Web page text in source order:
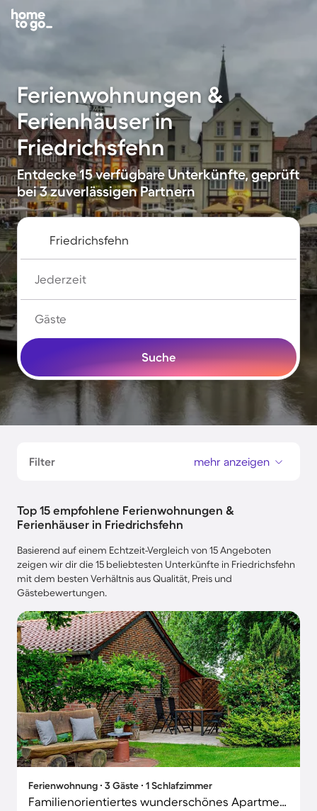
Ferienwohnungen &
Ferienhäuser in
Friedrichsfehn
Entdecke 15 verfügbare Unterkünfte, geprüft
bei 3 zuverlässigen Partnern
Jederzeit
Gäste
Suche
Filter mehr anzeigen
Top 15 empfohlene Ferienwohnungen &
Ferienhäuser in Friedrichsfehn
Basierend auf einem Echtzeit-Vergleich von 15 Angeboten
zeigen wir dir die 15 beliebtesten Unterkünfte in Friedrichsfehn
mit dem besten Verhältnis aus Qualität, Preis und
Gästebewertungen.
Ferienwohnung ∙ 3 Gäste ∙ 1 Schlafzimmer
Familienorientiertes wunderschönes Apartment mit Terrasse